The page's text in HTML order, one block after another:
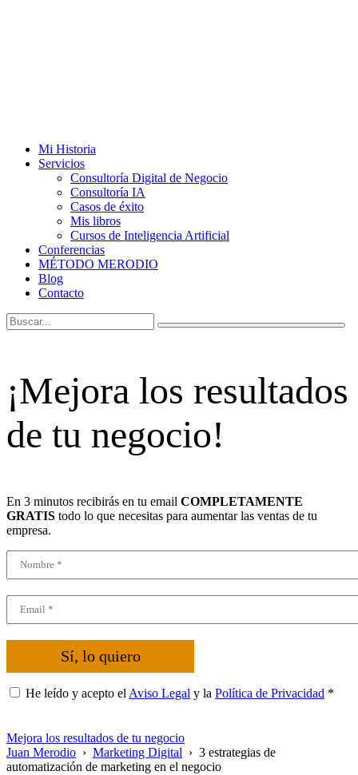
Mi Historia
Servicios
Consultoría Digital de Negocio
Consultoría IA
Casos de éxito
Mis libros
Cursos de Inteligencia Artificial
Conferencias
MÉTODO MERODIO
Blog
Contacto
¡Mejora los resultados
de tu negocio!
En 3 minutos recibirás en tu email COMPLETAMENTE
GRATIS todo lo que necesitas para aumentar las ventas de tu
empresa.
Sí, lo quiero
He leído y acepto el Aviso Legal y la Política de Privacidad *
Mejora los resultados de tu negocio
Juan Merodio › Marketing Digital › 3 estrategias de
automatización de marketing en el negocio